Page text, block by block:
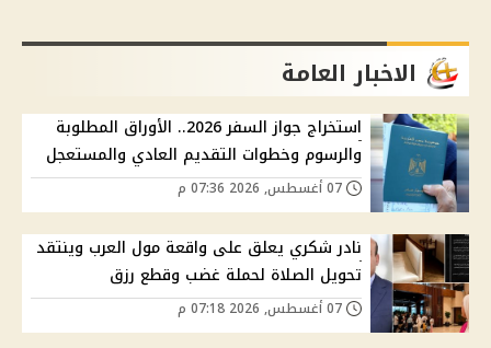
الاخبار العامة
استخراج جواز السفر 2026.. الأوراق المطلوبة
والرسوم وخطوات التقديم العادي والمستعجل
نادر شكري يعلق على واقعة مول العرب وينتقد
تحويل الصلاة لحملة غضب وقطع رزق